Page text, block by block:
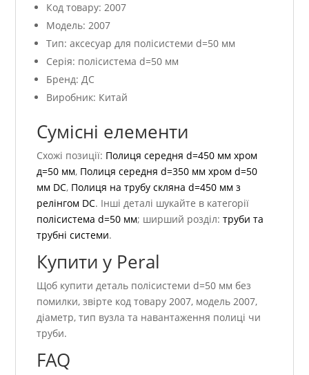
Код товару: 2007
Модель: 2007
Тип: аксесуар для полісистеми d=50 мм
Серія: полісистема d=50 мм
Бренд: ДС
Виробник: Китай
Сумісні елементи
Схожі позиції: Полиця середня d=450 мм хром
д=50 мм, Полиця середня d=350 мм хром d=50
мм DC, Полиця на трубу скляна d=450 мм з
релінгом DC. Інші деталі шукайте в категорії
полісистема d=50 мм; ширший розділ:труби та
трубні системи.
Купити у Peral
Щоб купити деталь полісистеми d=50 мм без
помилки, звірте код товару 2007, модель 2007,
діаметр, тип вузла та навантаження полиці чи
труби.
FAQ